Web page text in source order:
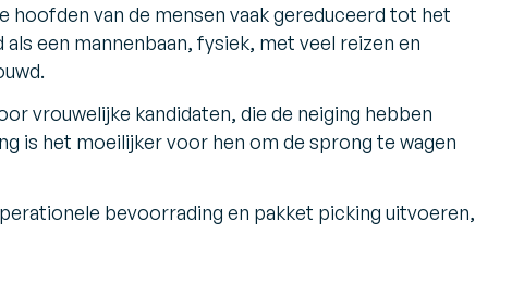
hoofden van de mensen vaak gereduceerd tot het
een mannenbaan, fysiek, met veel reizen en
vrouwelijke kandidaten, die de neiging hebben
is het moeilijker voor hen om de sprong te wagen
bevoorrading en pakket picking uitvoeren,